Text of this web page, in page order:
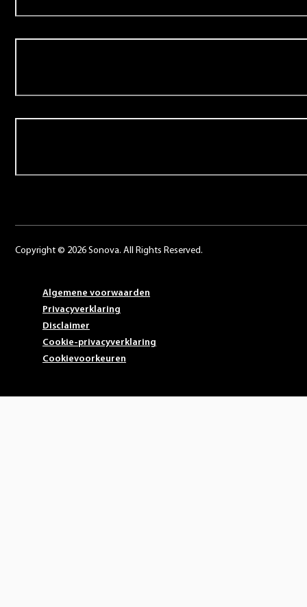
Copyright © 2026 Sonova. All Rights Reserved.
Algemene voorwaarden
Privacyverklaring
Disclaimer
Cookie-privacyverklaring
Cookievoorkeuren